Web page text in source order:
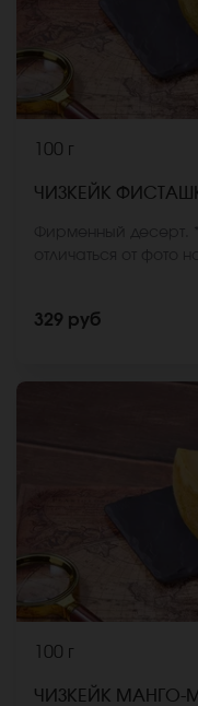
100 г
ЧИЗКЕЙК
329 руб
100 г
ЧИЗКЕЙК МАНГО-